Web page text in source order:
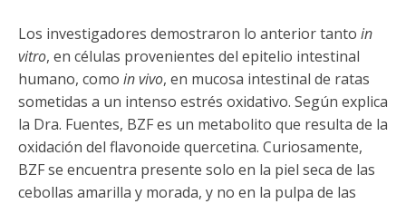
Los investigadores demostraron lo anterior tanto in
vitro, en células provenientes del epitelio intestinal
humano, como in vivo, en mucosa intestinal de ratas
sometidas a un intenso estrés oxidativo. Según explica
la Dra. Fuentes, BZF es un metabolito que resulta de la
oxidación del flavonoide quercetina. Curiosamente,
BZF se encuentra presente solo en la piel seca de las
cebollas amarilla y morada, y no en la pulpa de las